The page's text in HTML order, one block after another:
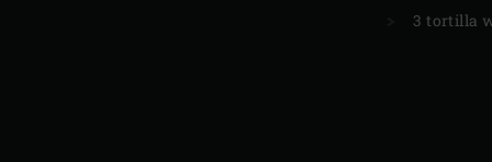
3 tortilla